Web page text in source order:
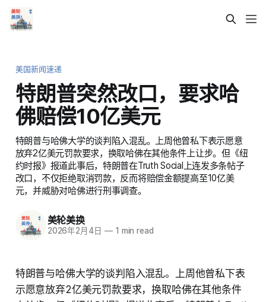
美国新闻速递
特朗普突然改口，要求哈
佛赔偿10亿美元
特朗普与哈佛大学的谈判陷入混乱。上周他曾私下表示愿意
放弃2亿美元罚款要求，换取哈佛在其他条件上让步。但《纽
约时报》报道此事后，特朗普在Truth Social上连发多条帖子
改口，不仅拒绝取消罚款，反而将赔偿金额提高至10亿美
元，并威胁对哈佛进行刑事调查。
美轮美换
2026年2月4日 —1 min read
特朗普与哈佛大学的谈判陷入混乱。上周他曾私下表
示愿意放弃2亿美元罚款要求，换取哈佛在其他条件